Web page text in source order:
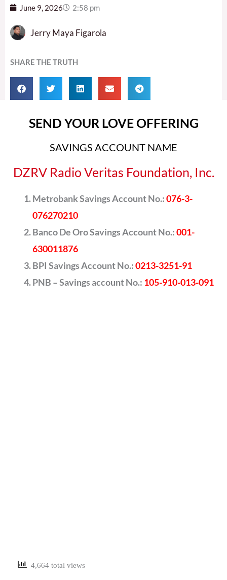
June 9, 2026 2:58 pm
Jerry Maya Figarola
SHARE THE TRUTH
SEND YOUR LOVE OFFERING
SAVINGS ACCOUNT NAME
DZRV Radio Veritas Foundation, Inc.
Metrobank Savings Account No.:076-3-
076270210
Banco De Oro Savings Account No.:001-
630011876
BPI Savings Account No.:0213-3251-91
PNB – Savings account No.: 105-910-013-091
4,664 total views